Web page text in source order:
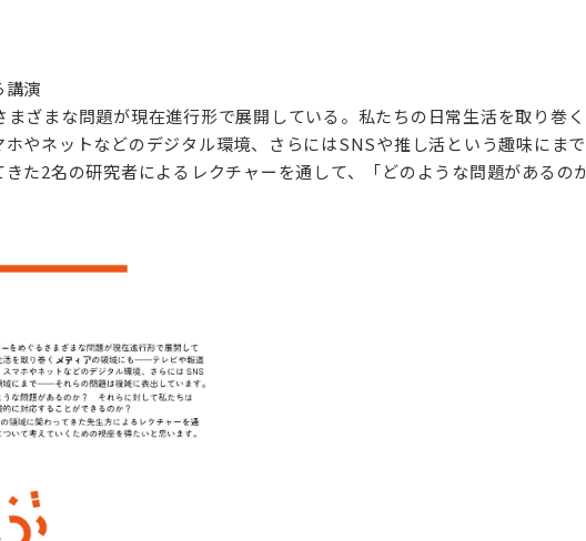
講演
ざまな問題が現在進行形で展開している。私たちの日常生活を取り巻
やネットなどのデジタル環境、さらにはSNSや推し活という趣味にま
た2名の研究者によるレクチャーを通して、「どのような問題があるの